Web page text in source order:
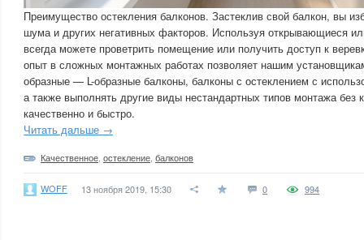
Преимущество остекления балконов. Застеклив свой балкон, вы
шума и других негативных факторов. Используя открывающиеся
всегда можете проветрить помещение или получить доступ к
опыт в сложных монтажных работах позволяет нашим
образные — L-образные балконы, балконы с остеклением с
а также выполнять другие виды нестандартных типов монтажа без
качественно и быстро.
Читать дальше →
Качественное остекление балконов
WOFF 13 ноября 2019, 15:30 0 994